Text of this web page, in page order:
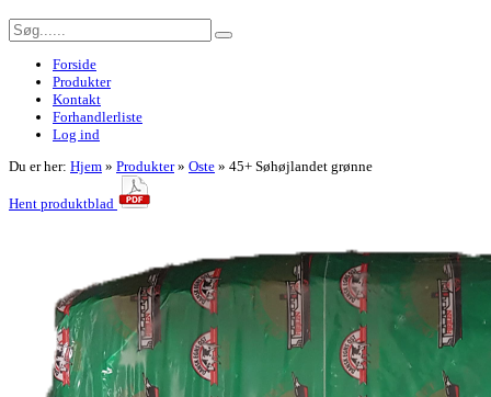
Forside
Produkter
Kontakt
Forhandlerliste
Log ind
Du er her: Hjem » Produkter» Oste » 45+ Søhøjlandet grønne
Hent produktblad